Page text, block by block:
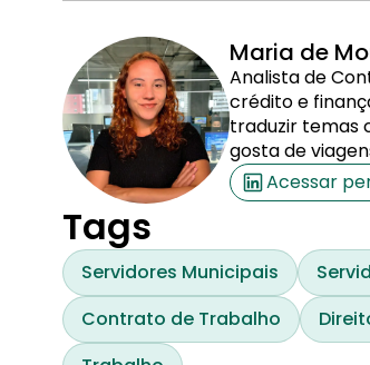
Maria de
Analista de
crédito e
traduzir temas
gosta de
Acessar
Tags
Servidores Municipais
Contrato de Trabalho